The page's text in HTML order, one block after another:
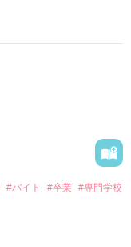
からの長編大
#バイト #卒業
#専門学校